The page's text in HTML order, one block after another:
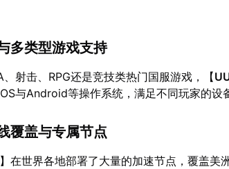
多类型游戏支持
射击、RPG还是竞技类热门国服游戏，【
与Android等操作系统，满足不同玩家的设
覆盖与专属节点
】在世界各地部署了大量的加速节点，覆盖美